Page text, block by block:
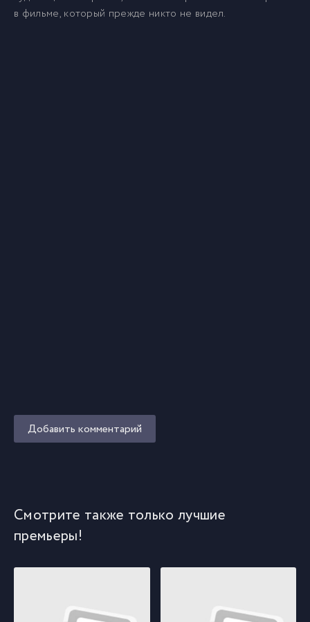
в фильме, который прежде никто не видел.
Добавить комментарий
Смотрите также только лучшие
премьеры!